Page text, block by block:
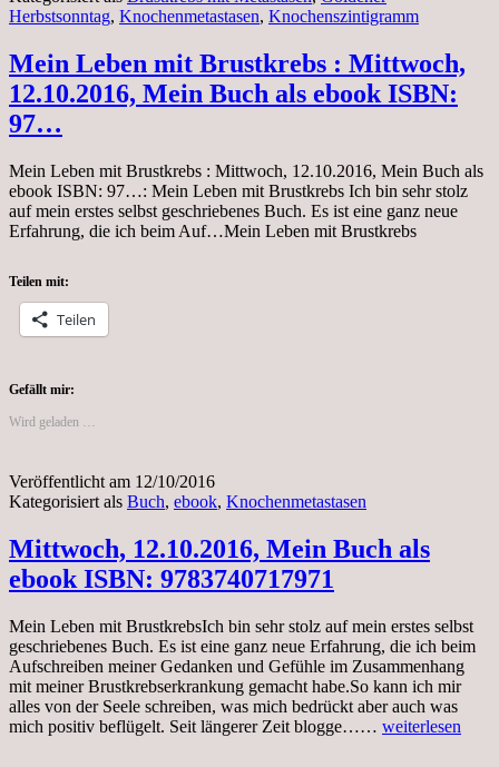
Herbstsonntag, Knochenmetastasen, Knochenszintigramm
Mein Leben mit Brustkrebs : Mittwoch,
12.10.2016, Mein Buch als ebook ISBN:
97…
Mein Leben mit Brustkrebs : Mittwoch, 12.10.2016, Mein Buch als
ebook ISBN: 97…: Mein Leben mit Brustkrebs Ich bin sehr stolz
auf mein erstes selbst geschriebenes Buch. Es ist eine ganz neue
Erfahrung, die ich beim Auf…Mein Leben mit Brustkrebs
Teilen mit:
Teilen
Gefällt mir:
Wird geladen …
Veröffentlicht am 12/10/2016
Kategorisiert als Buch, ebook, Knochenmetastasen
Mittwoch, 12.10.2016, Mein Buch als
ebook ISBN: 9783740717971
Mein Leben mit BrustkrebsIch bin sehr stolz auf mein erstes selbst
geschriebenes Buch. Es ist eine ganz neue Erfahrung, die ich beim
Aufschreiben meiner Gedanken und Gefühle im Zusammenhang
mit meiner Brustkrebserkrankung gemacht habe.So kann ich mir
alles von der Seele schreiben, was mich bedrückt aber auch was
mich positiv beflügelt. Seit längerer Zeit blogge…… Mittwoch,
weiterlesen